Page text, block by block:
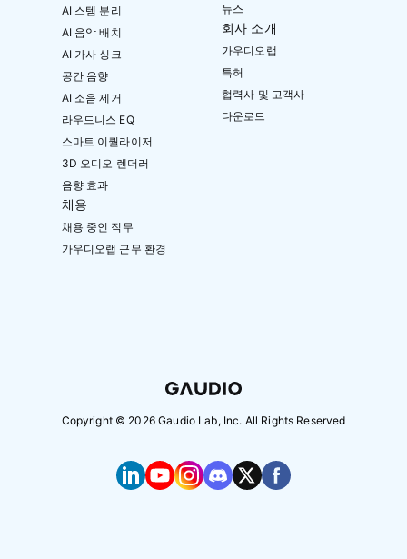
AI 스템 분리
AI 음악 배치
AI 가사 싱크
공간 음향
AI 소음 제거
라우드니스 EQ
스마트 이퀄라이저
3D 오디오 렌더러
음향 효과
채용
채용 중인 직무
가우디오랩 근무 환경
뉴스
회사 소개
가우디오랩
특허
협력사 및 고객사
다운로드
Copyright © 2026Gaudio Lab, Inc. All Rights Reserved